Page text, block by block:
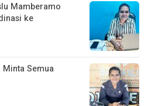
Mamberamo
ke
Minta Semua